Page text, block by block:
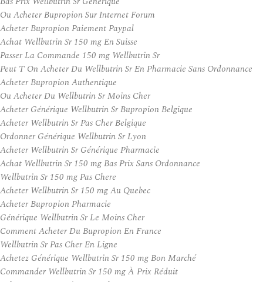
Ou Acheter Bupropion Sur Internet Forum
Acheter Bupropion Paiement Paypal
Achat Wellbutrin Sr 150 mg En Suisse
Passer La Commande 150 mg Wellbutrin Sr
Peut T On Acheter Du Wellbutrin Sr En Pharmacie Sans Ordonnance
Acheter Bupropion Authentique
Ou Acheter Du Wellbutrin Sr Moins Cher
Acheter Générique Wellbutrin Sr Bupropion Belgique
Acheter Wellbutrin Sr Pas Cher Belgique
Ordonner Générique Wellbutrin Sr Lyon
Acheter Wellbutrin Sr Générique Pharmacie
Achat Wellbutrin Sr 150 mg Bas Prix Sans Ordonnance
Wellbutrin Sr 150 mg Pas Chere
Acheter Wellbutrin Sr 150 mg Au Quebec
Acheter Bupropion Pharmacie
Générique Wellbutrin Sr Le Moins Cher
Comment Acheter Du Bupropion En France
Wellbutrin Sr Pas Cher En Ligne
Achetez Générique Wellbutrin Sr 150 mg Bon Marché
Commander Wellbutrin Sr 150 mg À Prix Réduit